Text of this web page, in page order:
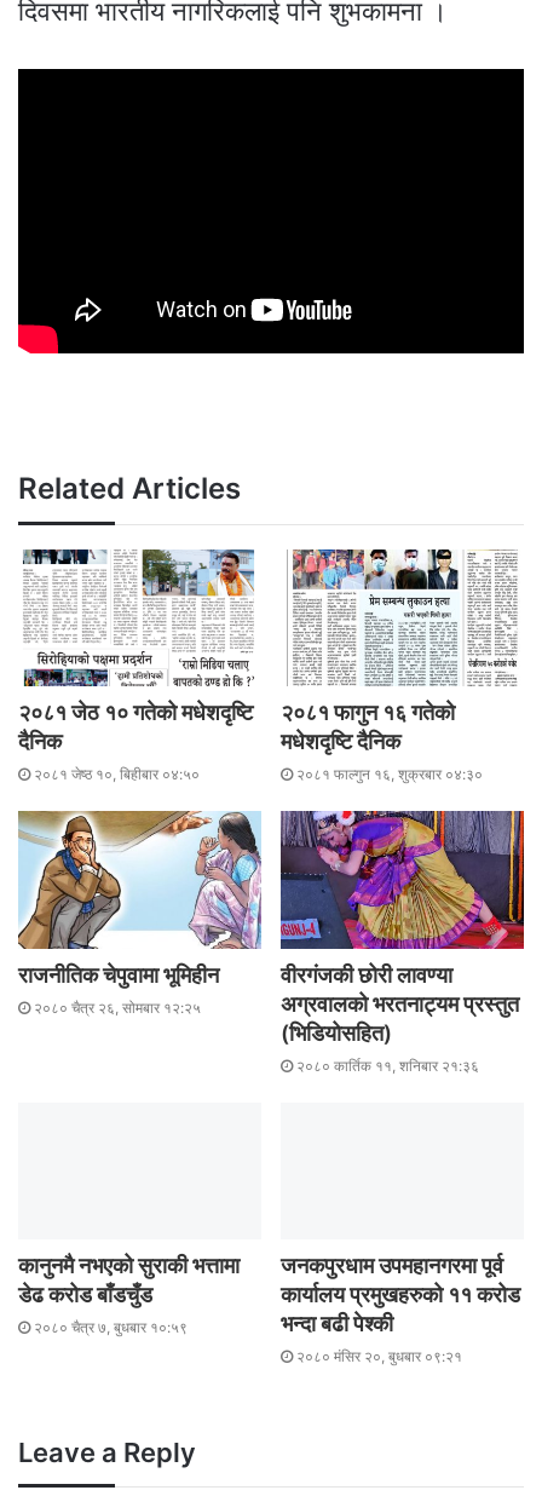
दिवसमा भारतीय नागरिकलाई पनि शुभकामना ।
Related Articles
२०८१ जेठ १० गतेको मधेशदृष्टि
दैनिक
२०८१ जेष्ठ १०, बिहीबार ०४:५०
२०८१ फागुन १६ गतेकाे
मधेशदृष्टि दैनिक
२०८१ फाल्गुन १६, शुक्रबार ०४:३०
राजनीतिक चेपुवामा भूमिहीन
२०८० चैत्र २६, सोमबार १२:२५
वीरगंजकी छोरी लावण्या
अग्रवालको भरतनाट्यम प्रस्तुत
(भिडियोसहित)
२०८० कार्तिक ११, शनिबार २१:३६
कानुनमै नभएको सुराकी भत्तामा
डेढ करोड बाँडचुँड
२०८० चैत्र ७, बुधबार १०:५९
जनकपुरधाम उपमहानगरमा पूर्व
कार्यालय प्रमुखहरुको ११ करोड
भन्दा बढी पेश्की
२०८० मंसिर २०, बुधबार ०९:२१
Leave a Reply